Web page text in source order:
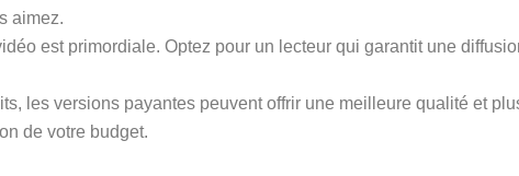
aimez.
est primordiale. Optez pour un lecteur qui garantit une
les versions payantes peuvent offrir une meilleure qualité et
de votre budget.